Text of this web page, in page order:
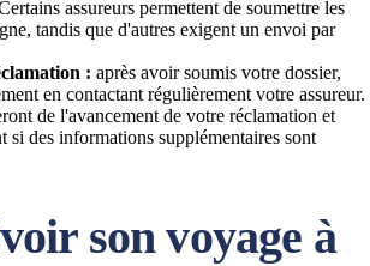
assureurs permettent de soumettre les
tandis que d'autres exigent un envoi par
: après avoir soumis votre dossier,
en contactant régulièrement votre assureur.
de l'avancement de votre réclamation et
si des informations supplémentaires sont
son voyage à